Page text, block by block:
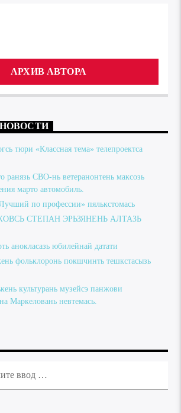
АРХИВ АВТОРА
тюри «Классная тема» телепроектса
ранязь СВО-нь ветеранонтень максозь
марто автомобиль.
по профессии» пялькстомась
СТЕПАН ЭРЬЗЯНЕНЬ АЛТАЗЬ
анокласазь юбилейнай датати
фольклоронь покшчинть тешкстасызь
культурань музейсэ панжови
Маркеловань невтемась.